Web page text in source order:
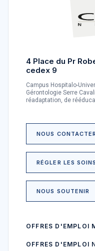
4 Place du Pr
cedex 9
Campus Hospitalo-
Gérontologie Serre
réadaptation, de
NOUS
RÉGLER LES SOINS
NOUS SOUTENIR
OFFRES D'EMPLOI
OFFRES D'EMPLOI